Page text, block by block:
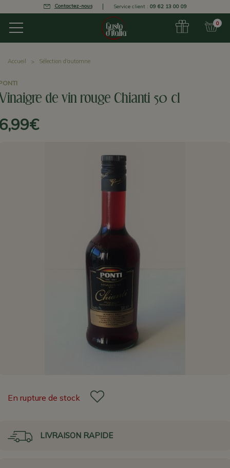
Contactez-nous Service client : 09 62 13 00 09
0
Accueil Sélection d'automne
de vin rouge Chianti 50 cl
En rupture de stock
LIVRAISON RAPIDE